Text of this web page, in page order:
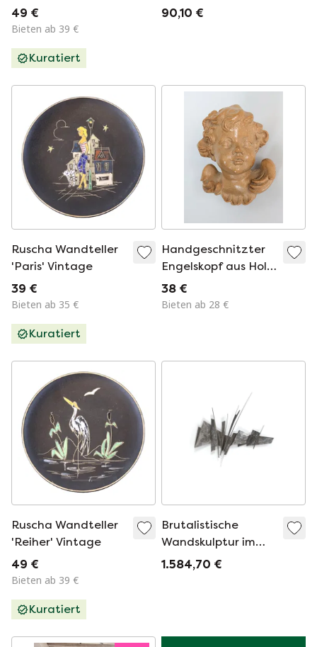
49 €
Bieten ab 39 €
Kuratiert
quadratisch
90,10 €
Ruscha Wandteller
'Paris' Vintage
39 €
Bieten ab 35 €
Kuratiert
Handgeschnitzter
Engelskopf aus Holz,
norditalienische
Volkskunst,
38 €
Bieten ab 28 €
Ruscha Wandteller
'Reiher' Vintage
49 €
Bieten ab 39 €
Kuratiert
Brutalistische
Wandskulptur im
Vintage-Stil
1.584,70 €